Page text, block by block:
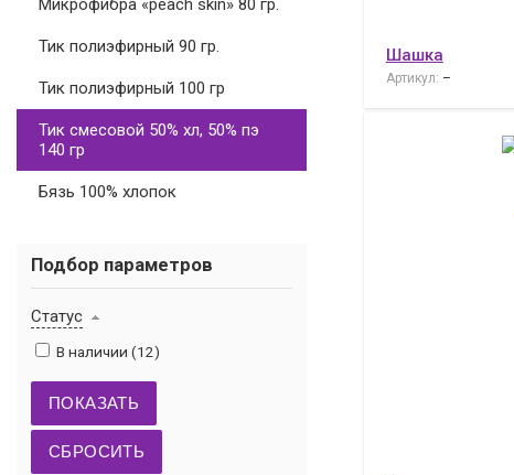
Микрофибра «peach skin» 80 гр.
Тик полиэфирный 90 гр.
Тик полиэфирный 100 гр
Тик смесовой 50% хл, 50% пэ
140 гр
Бязь 100% хлопок
Подбор параметров
Статус
В наличии (12)
Шашка
Артикул: –